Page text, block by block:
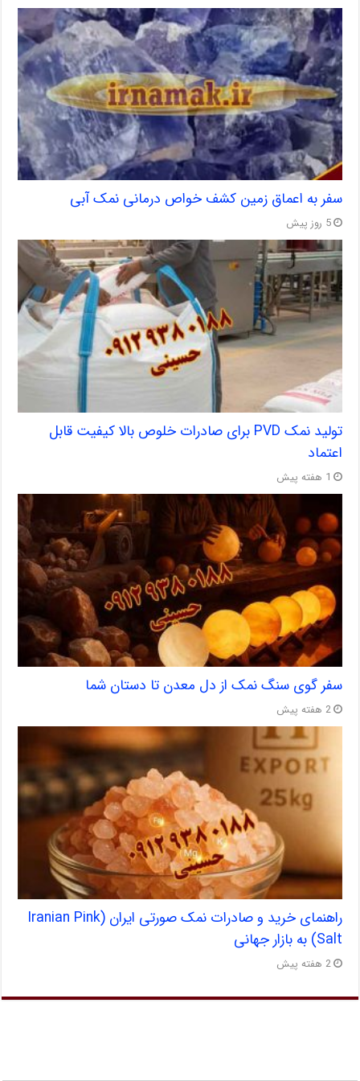
سفر به اعماق زمین کشف خواص درمانی نمک آبی
5 روز پیش
تولید نمک PVD برای صادرات خلوص بالا کیفیت قابل
اعتماد
1 هفته پیش
سفر گوی سنگ نمک از دل معدن تا دستان شما
2 هفته پیش
راهنمای خرید و صادرات نمک صورتی ایران (Iranian Pink
Salt) به بازار جهانی
2 هفته پیش